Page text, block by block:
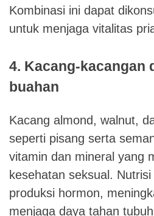
Kombinasi ini dapat
untuk menjaga vitalitas
4. Kacang-kacangan
buahan
Kacang almond, walnut,
seperti pisang serta
vitamin dan mineral yang
kesehatan seksual.
produksi hormon,
menjaga daya tahan